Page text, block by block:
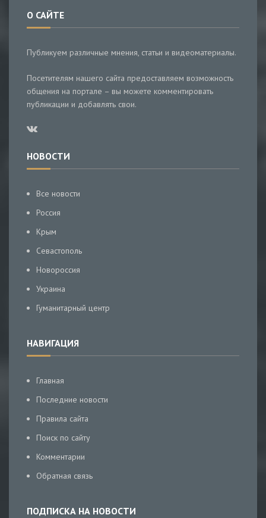
О САЙТЕ
Публикуем различные мнения, статьи и видеоматериалы.
Посетителям нашего сайта предоставляем возможность
общения на портале – вы можете комментировать
публикации и добавлять свои.
НОВОСТИ
Все новости
Россия
Крым
Севастополь
Новороссия
Украина
Гуманитарный центр
НАВИГАЦИЯ
Главная
Последние новости
Правила сайта
Поиск по сайту
Комментарии
Обратная связь
ПОДПИСКА НА НОВОСТИ